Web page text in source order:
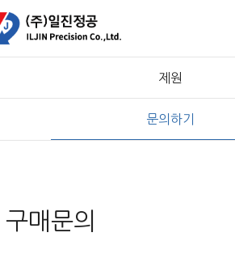
제원
문의하기
구매문의